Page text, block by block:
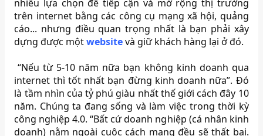
nhiều lựa chọn để tiếp cận và mở rộng thị trường
trên internet bằng các công cụ mạng xã hội, quảng
cáo... nhưng điều quan trọng nhất là bạn phải xây
dựng được mộtwebsitevà giữ khách hàng lại ở đó.
“Nếu từ 5-10 năm nữa bạn không kinh doanh qua
internet thì tốt nhất bạn đừng kinh doanh nữa”. Đó
là tầm nhìn của tỷ phú giàu nhất thế giới cách đây 10
năm. Chúng ta đang sống và làm việc trong thời kỳ
công nghiệp 4.0. “Bất cứ doanh nghiệp (cá nhân kinh
doanh) nằm ngoài cuộc cách mạng đều sẽ thất bại.